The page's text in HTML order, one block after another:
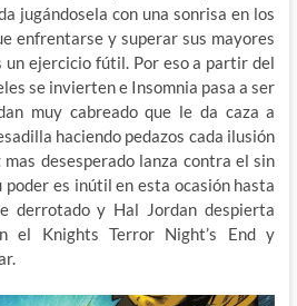
jugándosela con una sonrisa en los
enfrentarse y superar sus mayores
un ejercicio fútil. Por eso a partir del
se invierten e Insomnia pasa a ser
muy cabreado que le da caza a
haciendo pedazos cada ilusión
desesperado lanza contra el sin
poder es inútil en esta ocasión hasta
derrotado y Hal Jordan despierta
el Knights Terror Night’s End y